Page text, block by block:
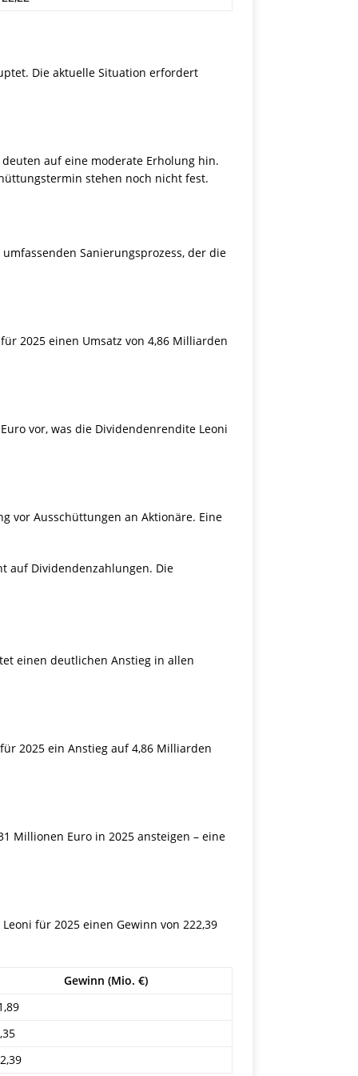
Die aktuelle Situation erfordert
auf eine moderate Erholung hin.
stehen noch nicht fest.
Sanierungsprozess, der die
2025 einen Umsatz von 4,86 Milliarden
vor, was die Dividendenrendite Leoni
vor Ausschüttungen an Aktionäre. Eine
auf Dividendenzahlungen. Die
einen deutlichen Anstieg in allen
2025 ein Anstieg auf 4,86 Milliarden
Millionen Euro in 2025 ansteigen – eine
für 2025 einen Gewinn von 222,39
Gewinn (Mio. €)